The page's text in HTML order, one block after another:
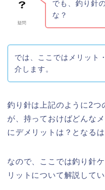
疑問
でも、釣り針
な？
では、ここではメリット
介します。
釣り針は上記のように2つ
が、持っておけばどんな
にデメリットは？となるは
なので、ここでは釣り針
リットについて解説してい